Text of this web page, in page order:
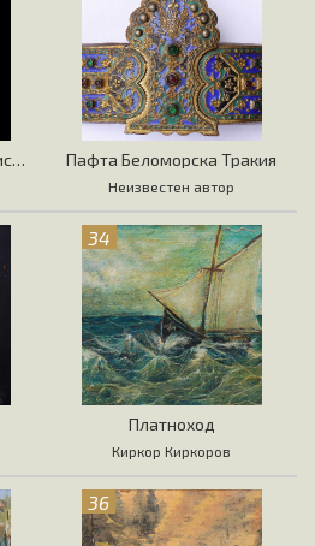
Бюст на италианска аристократка Пафта Беломорска Тракия
Неизвестен автор
34
Платноход
Киркор Киркоров
36